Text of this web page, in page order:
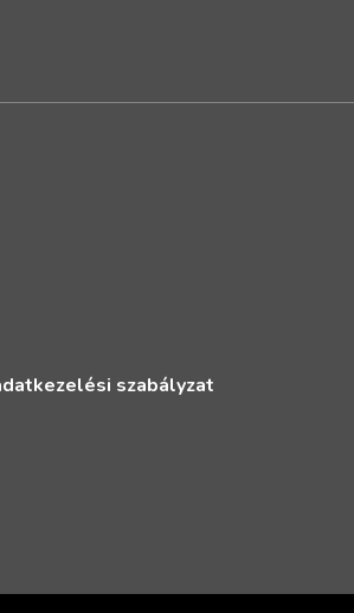
szabályzat